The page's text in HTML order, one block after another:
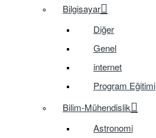
Bilgisayar
Diğer
Genel
internet
Program Eğitimi
Bilim-Mühendislik
Astronomi